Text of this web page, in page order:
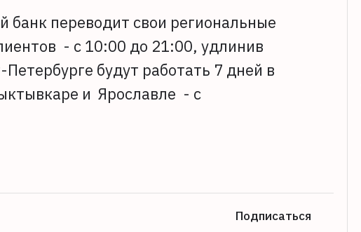
банк переводит свои региональные
- с 10:00 до 21:00, удлинив
будут работать 7 дней в
и Ярославле - с
Подписаться